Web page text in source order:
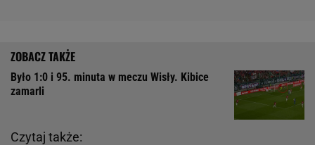
Czytaj także:
Było 1:0 i 95. minuta w meczu Wisły. Kibice
zamarli